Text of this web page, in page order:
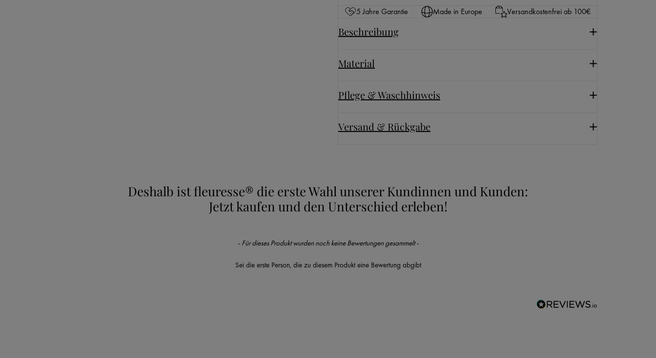
5 Jahre Garantie Made in Europe Versandkostenfrei ab 100€
Beschreibung
Material
Pflege & Waschhinweis
Versand & Rückgabe
Deshalb ist fleuresse® die erste Wahl unserer Kundinnen und Kunden:
Jetzt kaufen und den Unterschied erleben!
- Für dieses Produkt wurden noch keine Bewertungen gesammelt -
Sei die erste Person, die zu diesem Produkt eine Bewertung abgibt